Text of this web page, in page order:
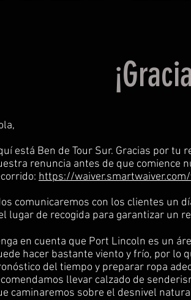
está Ben de Tour Sur. Gracias por tu
renuncia antes de que comience
https://
comunicaremos con los clientes un
lugar de recogida para garantizar un
en cuenta que Port Lincoln es un
hacer bastante viento y frío, por lo
del tiempo y preparar ropa
llevar calzado de
caminaremos sobre el desnivel